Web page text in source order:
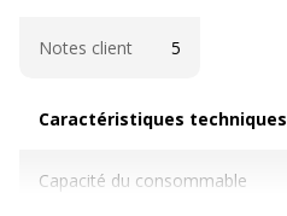
Notes client 5
Caractéristiques techniques
Capacité du consommable